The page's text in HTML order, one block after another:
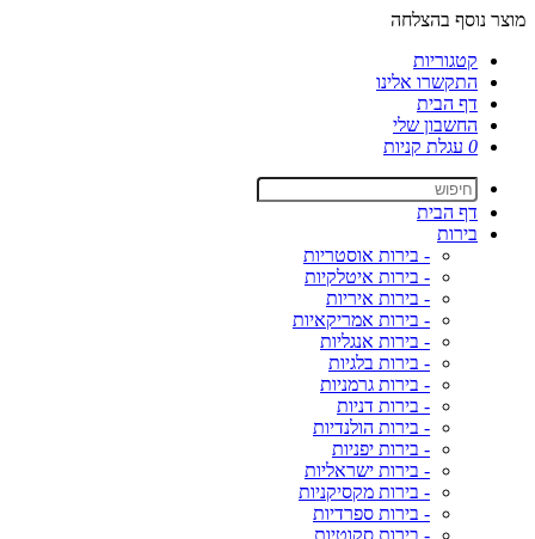
מוצר נוסף בהצלחה
קטגוריות
התקשרו אלינו
דף הבית
החשבון שלי
0 עגלת קניות
דף הבית
בירות
- בירות אוסטריות
- בירות איטלקיות
- בירות איריות
- בירות אמריקאיות
- בירות אנגליות
- בירות בלגיות
- בירות גרמניות
- בירות דניות
- בירות הולנדיות
- בירות יפניות
- בירות ישראליות
- בירות מקסיקניות
- בירות ספרדיות
- בירות סקוטיות